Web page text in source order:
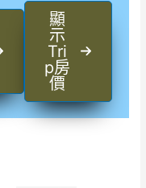
顯
示
Tri
p房
價